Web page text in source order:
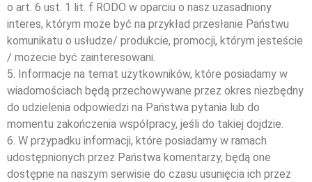
o art. 6 ust. 1 lit. f RODO w oparciu o nasz uzasadniony
interes, którym może być na przykład przesłanie Państwu
komunikatu o usłudze/ produkcie, promocji, którym jesteście
/ możecie być zainteresowani.
5. Informacje na temat użytkowników, które posiadamy w
wiadomościach będą przechowywane przez okres niezbędny
do udzielenia odpowiedzi na Państwa pytania lub do
momentu zakończenia współpracy, jeśli do takiej dojdzie.
6. W przypadku informacji, które posiadamy w ramach
udostępnionych przez Państwa komentarzy, będą one
dostępne na naszym serwisie do czasu usunięcia ich przez